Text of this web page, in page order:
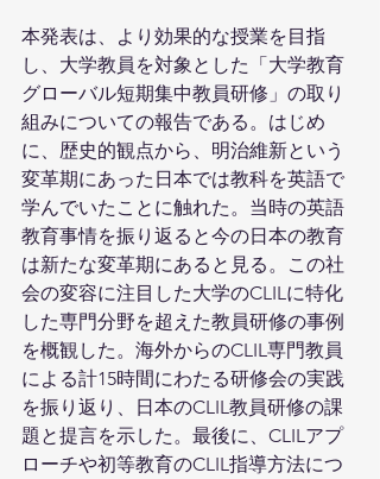
本発表は、より効果的な授業を目指
し、大学教員を対象とした「大学教育
グローバル短期集中教員研修」の取り
組みについての報告である。はじめ
に、歴史的観点から、明治維新という
変革期にあった日本では教科を英語で
学んでいたことに触れた。当時の英語
教育事情を振り返ると今の日本の教育
は新たな変革期にあると見る。この社
会の変容に注目した大学のCLILに特化
した専門分野を超えた教員研修の事例
を概観した。海外からのCLIL専門教員
による計15時間にわたる研修会の実践
を振り返り、日本のCLIL教員研修の課
題と提言を示した。最後に、CLILアプ
ローチや初等教育のCLIL指導方法につ